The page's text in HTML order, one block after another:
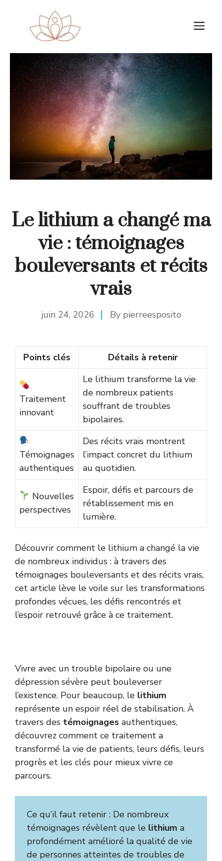
contenu
Le lithium a changé ma
vie : témoignages
bouleversants et récits
vrais
juin 24, 2026 By pierreesposito
Points clés Détails à retenir
Traitement
innovant
Le lithium transforme la vie
de nombreux patients
souffrant de troubles
bipolaires.
Témoignages
authentiques
Des récits vrais montrent
l’impact concret du lithium
au quotidien.
Nouvelles
perspectives
Espoir, défis et parcours de
rétablissement mis en
lumière.
Découvrir comment le lithium a changé la vie
de nombreux individus : à travers des
témoignages bouleversants et des récits vrais,
cet article lève le voile sur les transformations
profondes vécues, les défis rencontrés et
l’espoir retrouvé grâce à ce traitement.
Vivre avec un trouble bipolaire ou une
dépression sévère peut bouleverser
l’existence. Pour beaucoup, le lithium
représente un espoir réel de stabilisation. À
travers des témoignages authentiques,
découvrez comment ce traitement a
transformé la vie de patients, leurs défis, leurs
progrès et les clés pour mieux vivre ce
parcours.
Ce qu’il faut retenir : De nombreux
témoignages révèlent que le lithium a
profondément amélioré la qualité de vie
de personnes atteintes de troubles de